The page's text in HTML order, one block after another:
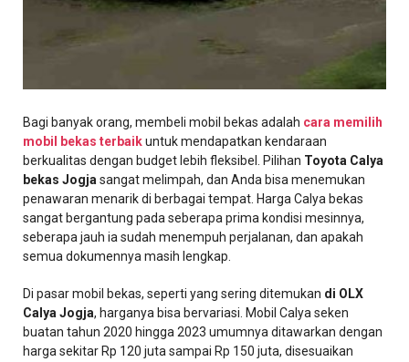
Bagi banyak orang, membeli mobil bekas adalah cara memilih
mobil bekas terbaikuntuk mendapatkan kendaraan
berkualitas dengan budget lebih fleksibel. Pilihan Toyota Calya
bekas Jogja sangat melimpah, dan Anda bisa menemukan
penawaran menarik di berbagai tempat. Harga Calya bekas
sangat bergantung pada seberapa prima kondisi mesinnya,
seberapa jauh ia sudah menempuh perjalanan, dan apakah
semua dokumennya masih lengkap.
Di pasar mobil bekas, seperti yang sering ditemukan di OLX
Calya Jogja, harganya bisa bervariasi. Mobil Calya seken
buatan tahun 2020 hingga 2023 umumnya ditawarkan dengan
harga sekitar Rp 120 juta sampai Rp 150 juta, disesuaikan